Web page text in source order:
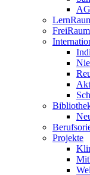
FreiRaum
Projekte